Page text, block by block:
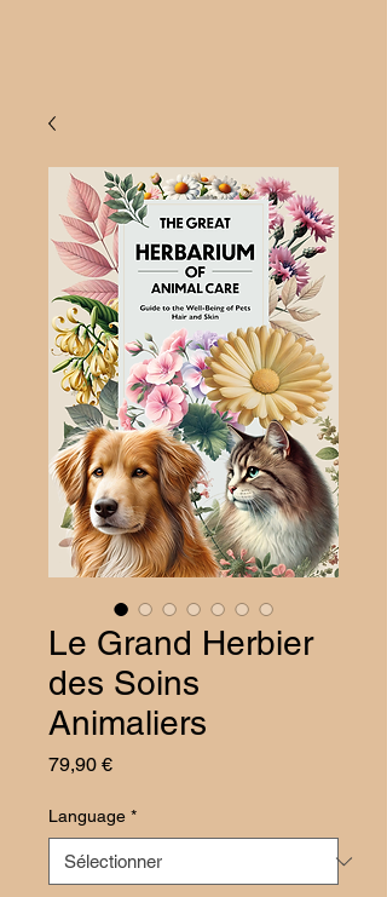
Le Grand Herbier
des Soins
Animaliers
79,90 €Prix
Language *